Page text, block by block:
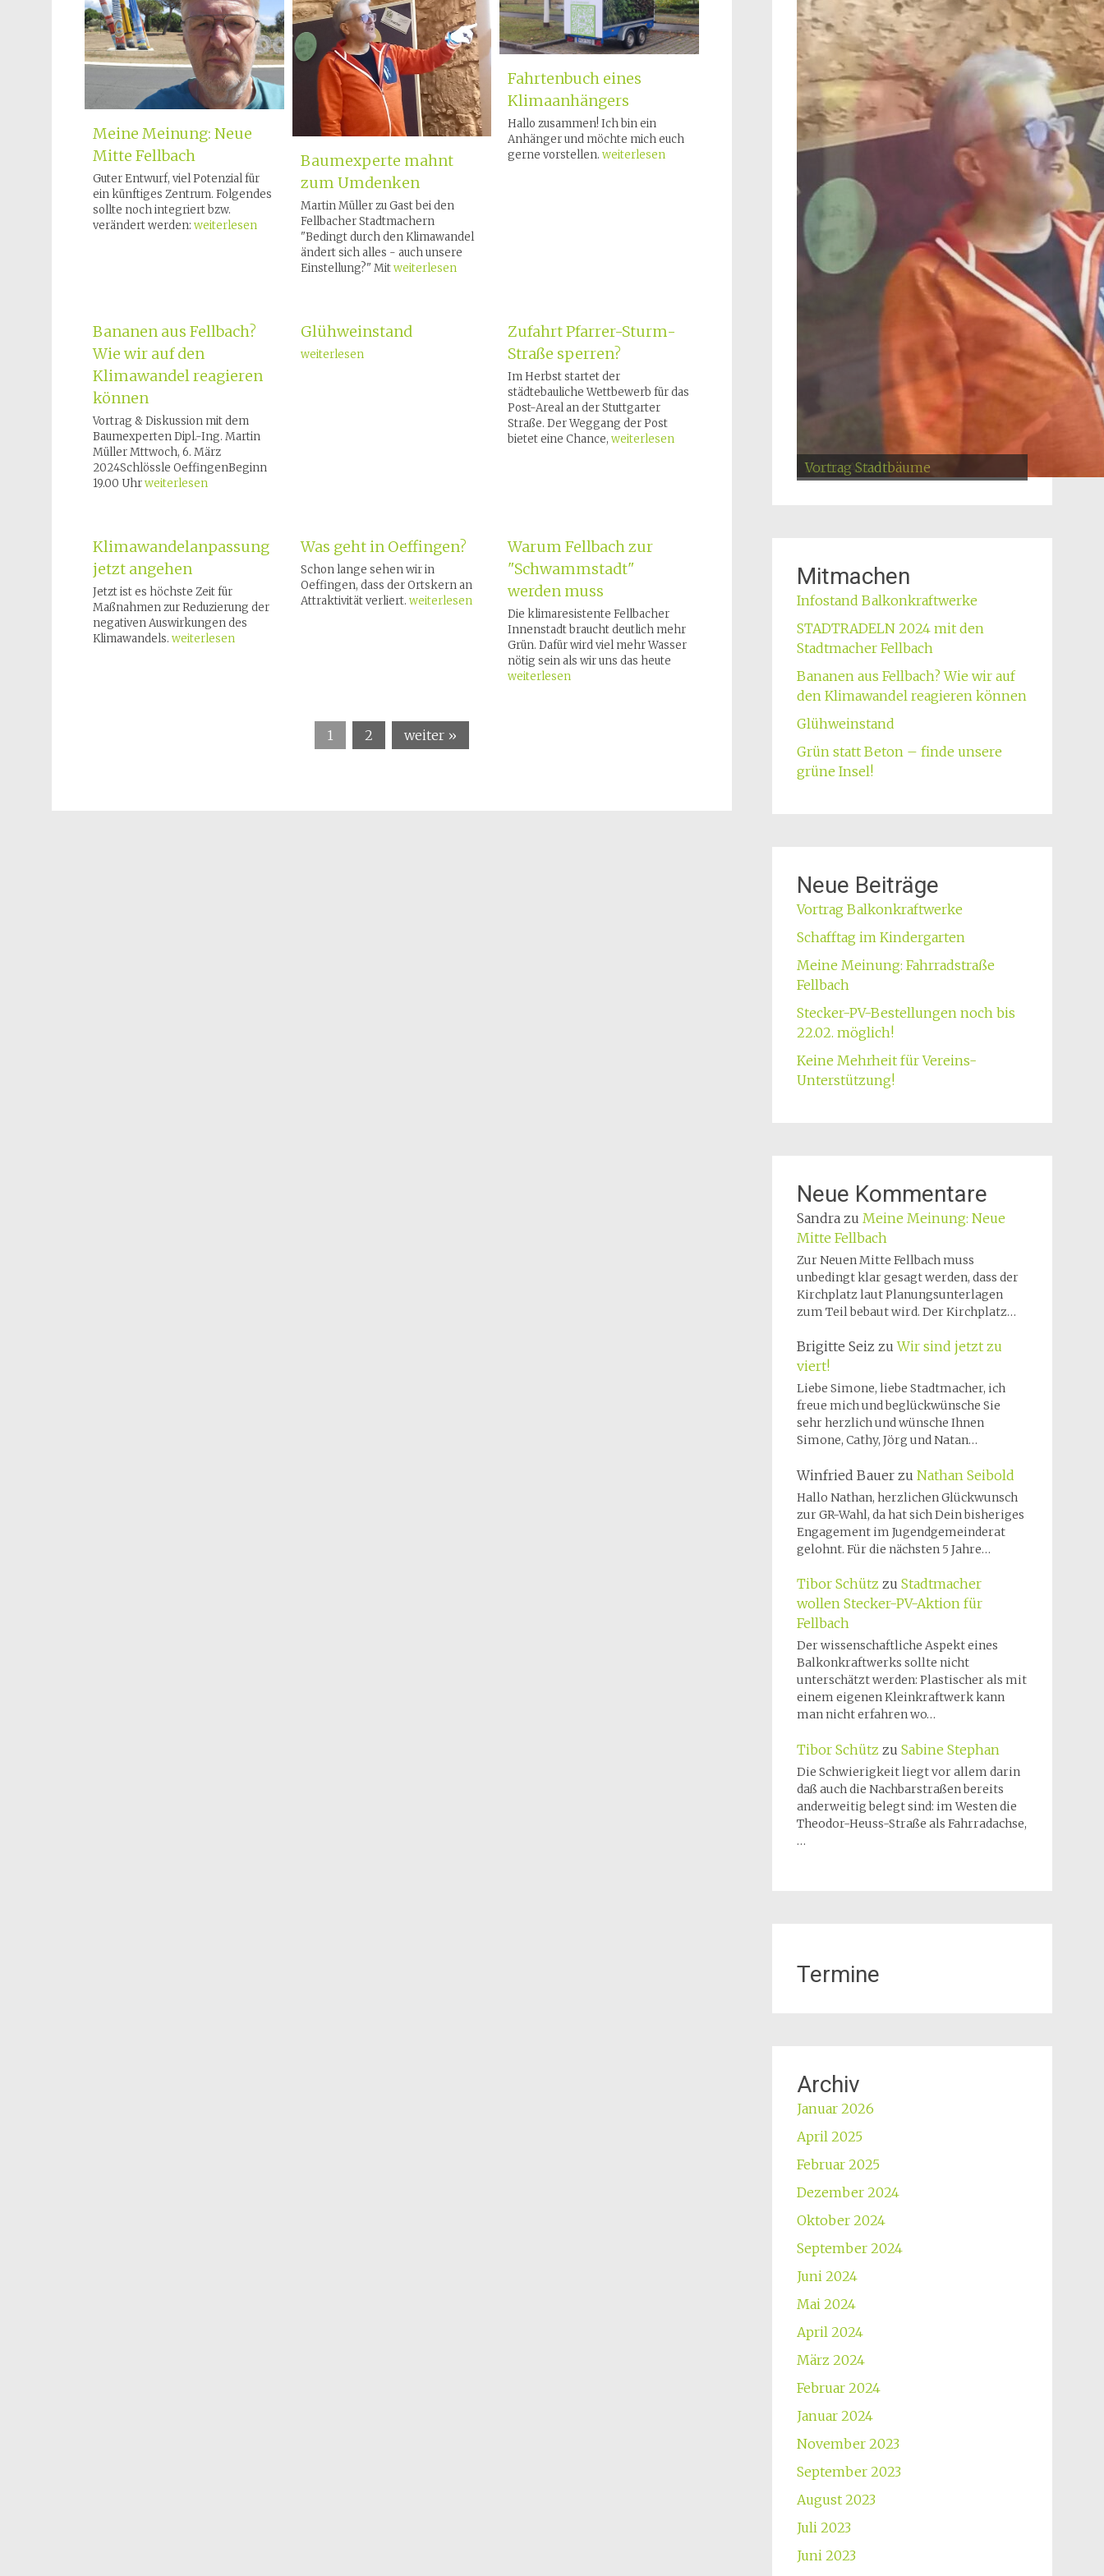
Meine Meinung: Neue
Mitte Fellbach
Guter Entwurf, viel Potenzial für
ein künftiges Zentrum. Folgendes
sollte noch integriert bzw.
verändert werden: weiterlesen
Baumexperte mahnt
zum Umdenken
Martin Müller zu Gast bei den
Fellbacher Stadtmachern
"Bedingt durch den Klimawandel
ändert sich alles - auch unsere
Einstellung?" Mitweiterlesen
Fahrtenbuch eines
Klimaanhängers
Hallo zusammen! Ich bin ein
Anhänger und möchte mich euch
gerne vorstellen.weiterlesen
Bananen aus Fellbach?
Wie wir auf den
Klimawandel reagieren
können
Vortrag & Diskussion mit dem
Baumexperten Dipl.-Ing. Martin
Müller Mttwoch, 6. März
2024Schlössle OeffingenBeginn
19.00 Uhrweiterlesen
Glühweinstand
weiterlesen
Zufahrt Pfarrer-Sturm-
Straße sperren?
Im Herbst startet der
städtebauliche Wettbewerb für das
Post-Areal an der Stuttgarter
Straße. Der Weggang der Post
bietet eine Chance,weiterlesen
Klimawandelanpassung
jetzt angehen
Jetzt ist es höchste Zeit für
Maßnahmen zur Reduzierung der
negativen Auswirkungen des
Klimawandels. weiterlesen
Was geht in Oeffingen?
Schon lange sehen wir in
Oeffingen, dass der Ortskern an
Attraktivität verliert. weiterlesen
Warum Fellbach zur
"Schwammstadt"
werden muss
Die klimaresistente Fellbacher
Innenstadt braucht deutlich mehr
Grün. Dafür wird viel mehr Wasser
nötig sein als wir uns das heute
weiterlesen
1 2 weiter »
Simone Lebherz
Vortrag Stadtbäume
Vortrag Stadtbäume
Buchs Aktion
Roland Schmid
Nathan Seibold
Buchs Aktion
Maikäferfest
Jutta Schiller
Jörg Schiller
Sabine Stephan
Mitmachen
Infostand Balkonkraftwerke
STADTRADELN 2024 mit den
Stadtmacher Fellbach
Bananen aus Fellbach? Wie wir auf
den Klimawandel reagieren können
Glühweinstand
Grün statt Beton – finde unsere
grüne Insel!
Neue Beiträge
Vortrag Balkonkraftwerke
Schafftag im Kindergarten
Meine Meinung: Fahrradstraße
Fellbach
Stecker-PV-Bestellungen noch bis
22.02. möglich!
Keine Mehrheit für Vereins-
Unterstützung!
Neue Kommentare
Sandrazu Meine Meinung: Neue
Mitte Fellbach
Zur Neuen Mitte Fellbach muss
unbedingt klar gesagt werden, dass der
Kirchplatz laut Planungsunterlagen
zum Teil bebaut wird. Der Kirchplatz…
Brigitte Seiz zuWir sind jetzt zu
viert!
Liebe Simone, liebe Stadtmacher, ich
freue mich und beglückwünsche Sie
sehr herzlich und wünsche Ihnen
Simone, Cathy, Jörg und Natan…
Winfried Bauerzu Nathan Seibold
Hallo Nathan, herzlichen Glückwunsch
zur GR-Wahl, da hat sich Dein bisheriges
Engagement im Jugendgemeinderat
gelohnt. Für die nächsten 5 Jahre…
Tibor Schütz zu Stadtmacher
wollen Stecker-PV-Aktion für
Fellbach
Der wissenschaftliche Aspekt eines
Balkonkraftwerks sollte nicht
unterschätzt werden: Plastischer als mit
einem eigenen Kleinkraftwerk kann
man nicht erfahren wo…
Tibor Schütz zu Sabine Stephan
Die Schwierigkeit liegt vor allem darin
daß auch die Nachbarstraßen bereits
anderweitig belegt sind: im Westen die
Theodor-Heuss-Straße als Fahrradachse,
…
Termine
Archiv
Januar 2026
April 2025
Februar 2025
Dezember 2024
Oktober 2024
September 2024
Juni 2024
Mai 2024
April 2024
März 2024
Februar 2024
Januar 2024
November 2023
September 2023
August 2023
Juli 2023
Juni 2023